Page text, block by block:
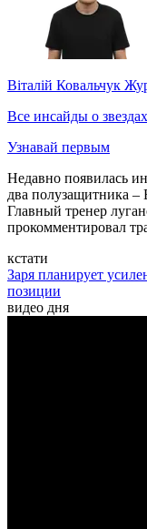
Віталій Ковальчук
Все инсайды о
Узнавай первым
Недавно появилась
два полузащитника –
Главный тренер
прокомментировал
кстати
Заря планирует
позиции
видео дня